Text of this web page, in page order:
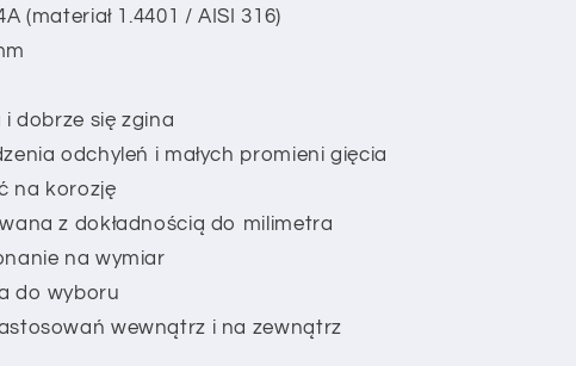
(materiał 1.4401 / AISI 316)
dobrze się zgina
odchyleń i małych promieni gięcia
na korozję
z dokładnością do milimetra
na wymiar
do wyboru
wewnątrz i na zewnątrz